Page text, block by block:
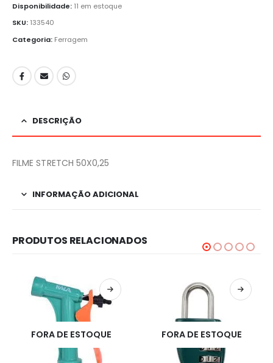
Disponibilidade: 11 em estoque
SKU: 133540
Categoria: Ferragem
DESCRIÇÃO
FILME STRETCH 50X0,25
INFORMAÇÃO ADICIONAL
PRODUTOS RELACIONADOS
FORA DE ESTOQUE FORA DE ESTOQUE